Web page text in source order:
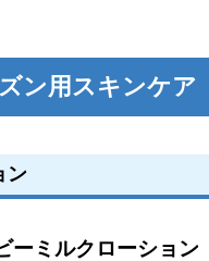
ン用スキンケア
ン
ーミルクローション